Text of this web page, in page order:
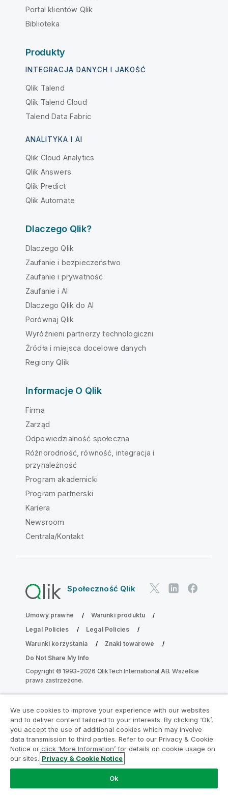
Portal klientów Qlik
Biblioteka
Produkty
INTEGRACJA DANYCH I JAKOŚĆ
Qlik Talend
Qlik Talend Cloud
Talend Data Fabric
ANALITYKA I AI
Qlik Cloud Analytics
Qlik Answers
Qlik Predict
Qlik Automate
Dlaczego Qlik?
Dlaczego Qlik
Zaufanie i bezpieczeństwo
Zaufanie i prywatność
Zaufanie i AI
Dlaczego Qlik do AI
Porównaj Qlik
Wyróżnieni partnerzy technologiczni
Źródła i miejsca docelowe danych
Regiony Qlik
Informacje O Qlik
Firma
Zarząd
Odpowiedzialność społeczna
Różnorodność, równość, integracja i
przynależność
Program akademicki
Program partnerski
Kariera
Newsroom
Centrala/Kontakt
Społeczność Qlik
Umowy prawne
Warunki produktu
Legal Policies
Legal Policies
Warunki korzystania
Znaki towarowe
Do Not Share My Info
Copyright © 1993-2026 QlikTech International AB. Wszelkie
prawa zastrzeżone.
Dołącz do Programu Modernizacji
Analityki
Przeprowadź modernizację bez szkody dla Twoich
cennych aplikacji QlikView za pomocą programu
Analytics Modernization Program.
uzyskać więcej informacji lub skontaktuj się z nami:
We use cookies to improve your experience with our websites
and to deliver content tailored to your interests. By clicking ‘Ok’,
you accept the use of additional cookies which may involve
data transmission to third parties. Refer to our Privacy & Cookie
Notice or click ‘More Information’ for details on cookie usage on
our sites. Privacy & Cookie Notice
Ok